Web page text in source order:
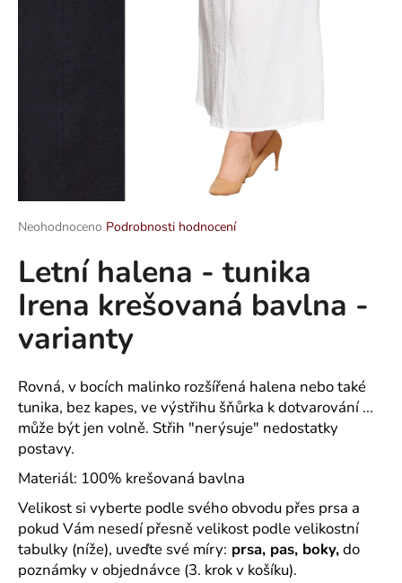
Průměrné
produktu
je
0,0
z
hvězdiček.
Neohodnoceno Podrobnosti hodnocení
Letní halena - tunika
Irena krešovaná bavlna -
varianty
Rovná, v bocích malinko rozšířená halena nebo také
tunika, bez kapes, ve výstřihu šňůrka k dotvarování ...
může být jen volně. Střih "nerýsuje" nedostatky
postavy.
Materiál: 100% krešovaná bavlna
Velikost si vyberte podle svého obvodu přes prsa a
pokud Vám nesedí přesně velikost podle velikostní
tabulky (níže), uveďte své míry: prsa, pas, boky,do
poznámky v objednávce (3. krok v košíku).
D
o
u
č
u
j
e
m
e
HELEN
-